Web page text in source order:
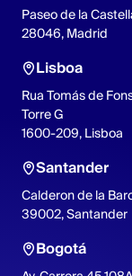
Paseo de la
28046, Madrid
Lisboa
Rua Tomás de
Torre G
1600-209, Lisboa
Santander
Calderon de la
39002, Santander
Bogotá